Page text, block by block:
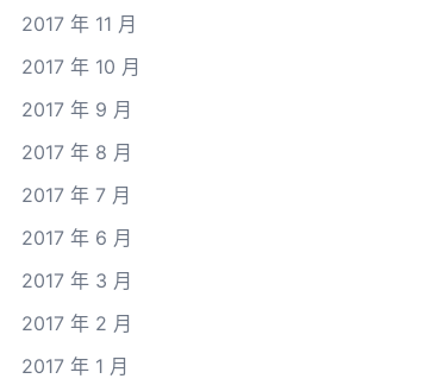
2017 年 11 月
2017 年 10 月
2017 年 9 月
2017 年 8 月
2017 年 7 月
2017 年 6 月
2017 年 3 月
2017 年 2 月
2017 年 1 月